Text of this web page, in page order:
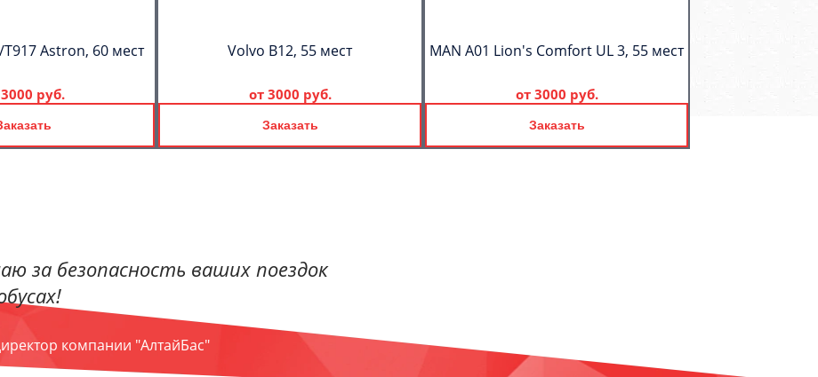
Astron, 60 мест
3000 руб.
Volvo B12, 55 мест
от 3000 руб.
Заказать
MAN A01 Lion's Comfort UL 3, 55 мест
от 3000 руб.
Заказать
за безопасность ваших поездок
компании "АлтайБас"